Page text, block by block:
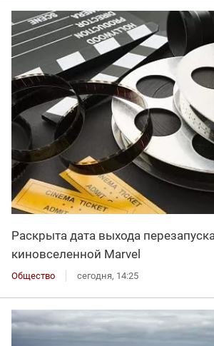
Раскрыта дата выхода
киновселенной Marvel
Общество сегодня, 14:25